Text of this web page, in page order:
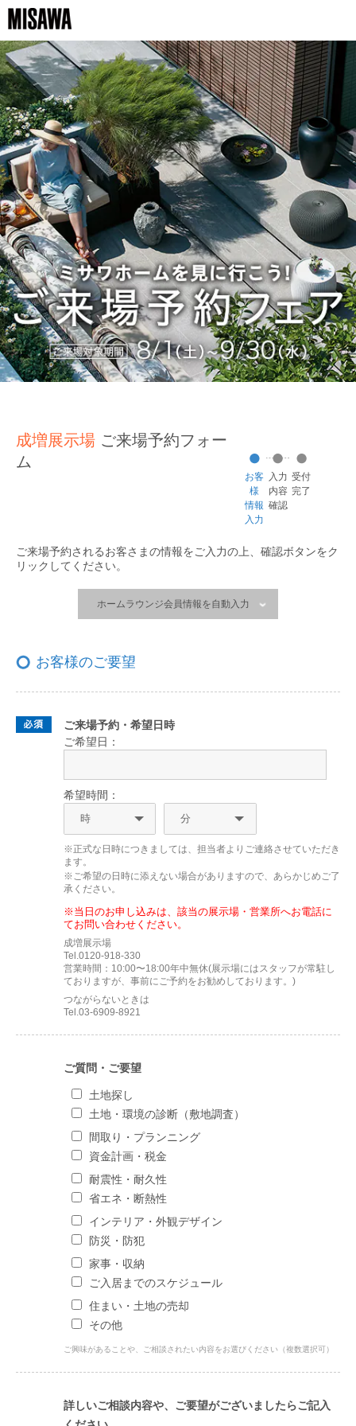
成増展示場 ご来場予約フォー
ム
お客
様
情報
入力
入力
内容
確認
受付
完了
ご来場予約されるお客さまの情報をご入力の上、 確認ボタンをク
リックしてください。
ホームラウンジ会員情報を自動入力
お客様のご要望
ご来場予約・希望日時
ご希望日：
希望時間：
※正式な日時につきましては、担当者よりご連絡させていただき
ます。
※ご希望の日時に添えない場合がありますので、あらかじめご了
承ください。
※当日のお申し込みは、該当の展示場・営業所へお電話に
てお問い合わせください。
成増展示場
Tel.0120-918-330
営業時間：10:00〜18:00年中無休(展示場にはスタッフが常駐し
ておりますが、事前にご予約をお勧めしております。)
つながらないときは
Tel.03-6909-8921
ご質問・ご要望
土地探し
土地・環境の診断（敷地調査）
間取り・プランニング
資金計画・税金
耐震性・耐久性
省エネ・断熱性
インテリア・外観デザイン
防災・防犯
家事・収納
ご入居までのスケジュール
住まい・土地の売却
その他
ご興味があることや、ご相談されたい内容をお選びください（複数選択可）
詳しいご相談内容や、ご要望がございましたらご記入